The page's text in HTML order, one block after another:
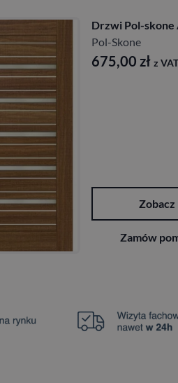
Drzwi Pol-skone
Pol-Skone
675,00 zł z VAT
Zobacz
Zamów